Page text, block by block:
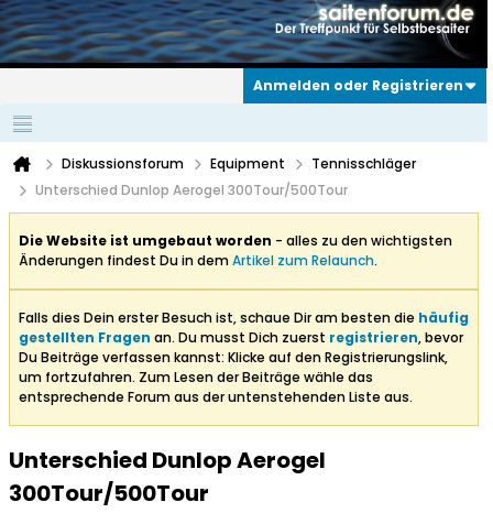
Anmelden oder Registrieren
Diskussionsforum Equipment
Tennisschläger
Unterschied Dunlop Aerogel 300Tour/500Tour
Die Website ist umgebaut worden - alles zu den wichtigsten
Änderungen findest Du in demArtikel zum Relaunch.
Falls dies Dein erster Besuch ist, schaue Dir am besten die häufig
gestellten Fragen an. Du musst Dich zuerst registrieren, bevor
Du Beiträge verfassen kannst: Klicke auf den Registrierungslink,
um fortzufahren. Zum Lesen der Beiträge wähle das
entsprechende Forum aus der untenstehenden Liste aus.
Unterschied Dunlop Aerogel
300Tour/500Tour